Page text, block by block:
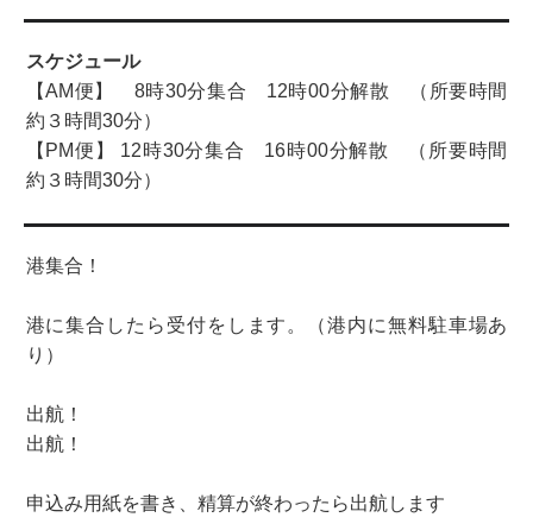
スケジュール
【AM便】 8時30分集合 12時00分解散 （所要時間
約３時間30分）
【PM便】 12時30分集合 16時00分解散 （所要時間
約３時間30分）
港集合！
港に集合したら受付をします。（港内に無料駐車場あ
り）
出航！
出航！
申込み用紙を書き、精算が終わったら出航します